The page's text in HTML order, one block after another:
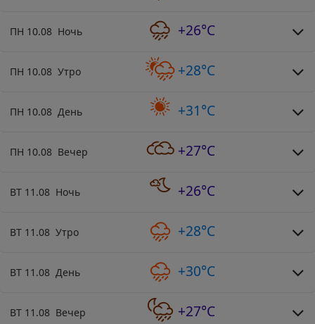
ПН 10.08 Ночь +26°C
ПН 10.08 Утро +28°C
ПН 10.08 День +31°C
ПН 10.08 Вечер +27°C
ВТ 11.08 Ночь +26°C
ВТ 11.08 Утро +28°C
ВТ 11.08 День +30°C
ВТ 11.08 Вечер +27°C